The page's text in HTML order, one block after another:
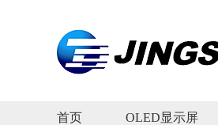
首页 OLED显示屏